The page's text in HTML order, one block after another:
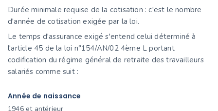
Durée minimale requise de la cotisation : c'est le nombre
d'année de cotisation exigée par la loi.
Le temps d'assurance exigé s'entend celui déterminé à
l'article 45 de la loi n°154/AN/02 4ème L portant
codification du régime général de retraite des travailleurs
salariés comme suit :
Année de naissance
1946 et antérieur